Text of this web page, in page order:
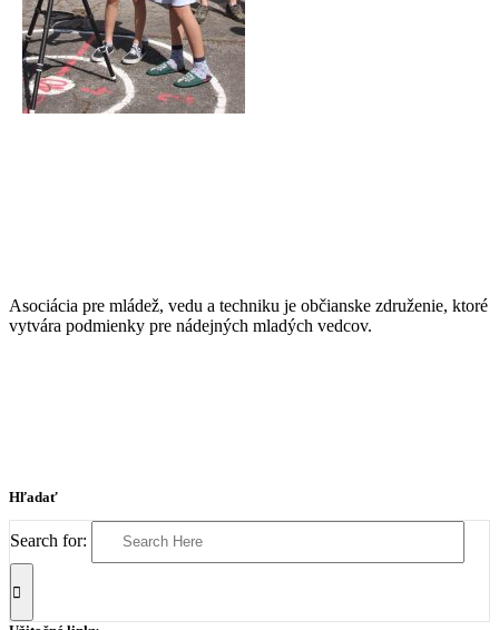
Asociácia pre mládež, vedu a techniku je občianske združenie, ktoré
vytvára podmienky pre nádejných mladých vedcov.
Hľadať
Search for: